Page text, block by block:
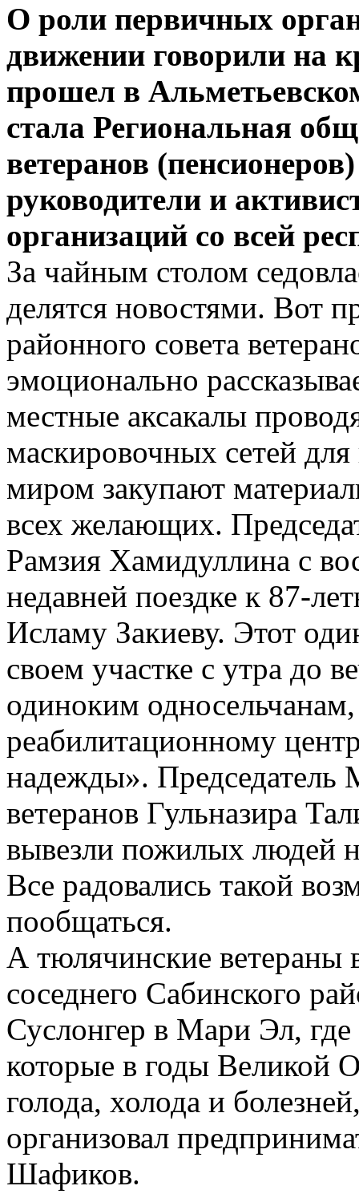
О роли первичных
движении говорили на
прошел в
стала Региональная
ветеранов
руководители и
организаций со всей
За чайным столом
делятся новостями. Вот
районного совета
эмоционально
местные аксакалы
маскировочных сетей
миром закупают
всех желающих.
Рамзия Хамидуллина с
недавней поездке к 87-
Исламу Закиеву. Этот
своем участке с утра до
одиноким
реабилитационному
надежды». Председатель
ветеранов Гульназира
вывезли пожилых людей
Все радовались такой
пообщаться.
А тюлячинские ветераны
соседнего Сабинского
Суслонгер в Мари Эл,
которые в годы Великой
голода, холода и
организовал
Шафиков.